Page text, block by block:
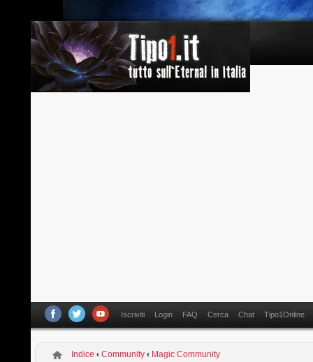
Iscriviti Login FAQ Cerca Chat Tipo1Online
Indice ‹ Community ‹ Magic Community